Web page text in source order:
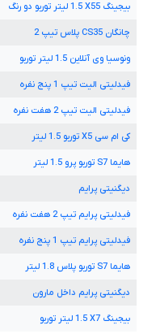
بیجینگ X55
1.5 لیتر توربو دو رنگ
چانگان CS35 پلاس تیپ2
ونوسیا وی آنلاین 1.5 لیتر توربو
فیدلیتی الیت تیپ 1 پنج نفره
فیدلیتی الیت تیپ2 هفت نفره
کی ام سی X5 توربو 1.5 لیتر
هایما S7 توربو پرو 1.5 لیتر
دیگنیتی پرایم
فیدلیتی پرایم تیپ2 هفت نفره
فیدلیتی پرایم تیپ 1 پنج نفره
هایما S7 توربو پلاس 1.8 لیتر
دیگنیتی پرایم داخل مارون
بیجینگ X7
1.5 لیتر توربو